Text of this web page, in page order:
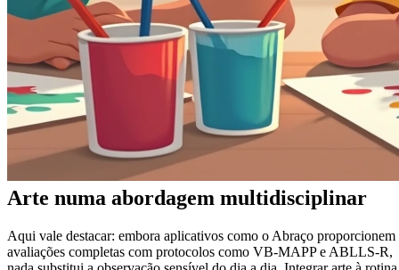
Arte numa abordagem multidisciplinar
Aqui vale destacar: embora aplicativos como o Abraço proporcionem
avaliações completas com protocolos como VB-MAPP e ABLLS-R,